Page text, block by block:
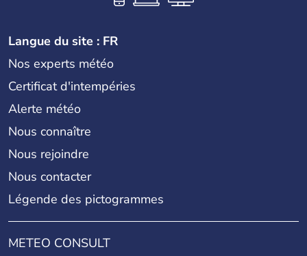
Langue du site : FR
Nos experts météo
Certificat d'intempéries
Alerte météo
Nous connaître
Nous rejoindre
Nous contacter
Légende des pictogrammes
METEO CONSULT